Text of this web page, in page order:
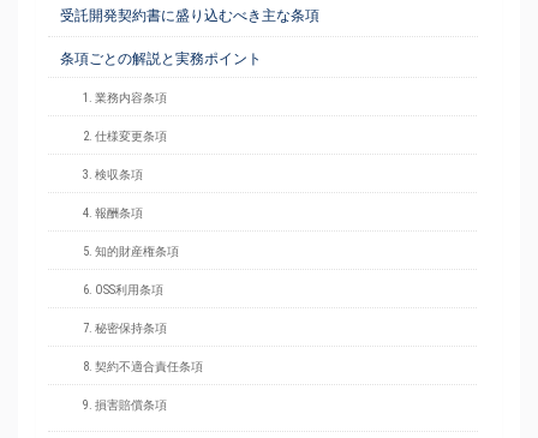
受託開発契約書に盛り込むべき主な条項
条項ごとの解説と実務ポイント
1. 業務内容条項
2. 仕様変更条項
3. 検収条項
4. 報酬条項
5. 知的財産権条項
6. OSS利用条項
7. 秘密保持条項
8. 契約不適合責任条項
9. 損害賠償条項